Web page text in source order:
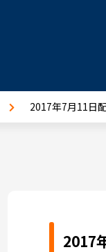
2017年7月11日
2017